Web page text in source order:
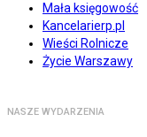
Mała księgowość
Kancelarierp.pl
Wieści Rolnicze
Życie Warszawy
NASZE WYDARZENIA